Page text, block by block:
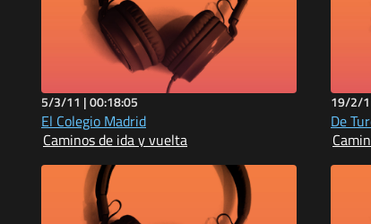
5/3/11 |00:18:05
El Colegio Madrid
Caminos de ida y vuelta
19/2/
De